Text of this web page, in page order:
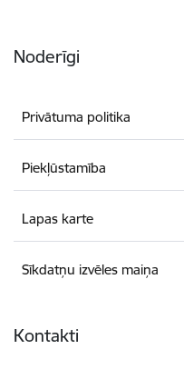
Noderīgi
Privātuma politika
Piekļūstamība
Lapas karte
Sīkdatņu izvēles maiņa
Kontakti